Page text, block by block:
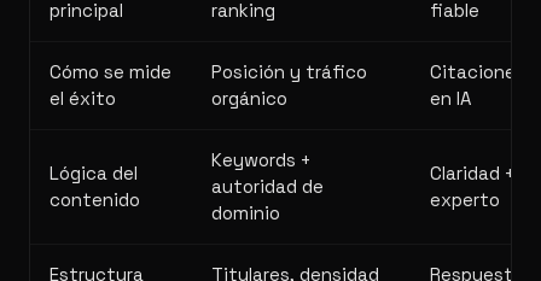
principal
ranking
fiable
Cómo se mide
el éxito
Posición y tráfico
orgánico
Citaciones
en IA
Lógica del
contenido
Keywords +
autoridad de
dominio
Claridad +
experto
Estructura Titulares, densidad Respuesta